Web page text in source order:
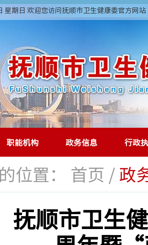
星期日 欢迎您访问抚顺市卫生健康委官方网站
职能机构 政务信息 行政
位置： 首页 /政
抚顺市卫生